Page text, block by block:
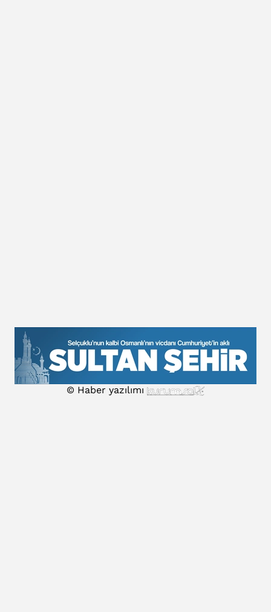
© Haber yazılımı